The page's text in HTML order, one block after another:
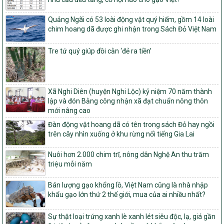
nghèo bền vững và phát triển kinh tế – xã hội vùng đồng bào dân
tộc thiểu số và miền núi giai đoạn 2026 – 2030
1451/QĐ-UBND
Phê duyệt danh sách các xã thuộc nhóm 1, nhóm 2, nhóm 3
trong xây dựng nông thôn mới giai đoạn 2026-2030 trên địa bàn
tỉnh Nghệ An
103/PTNT-NTM
Về việc đăng ký thực hiện Dự án liên kết theo chuỗi giá trị thuộc
Dự án 2 – Chương trình Mục tiêu quốc gia Giảm nghèo bền vững
giai đoạn 2021-2025 được kéo dài sang năm 2026
827/QĐ-BNNMT
Quyết định Ban hành Kế hoạch triển khai thực hiện Chương trình
mục tiêu quốc gia xây dựng nông thôn mới, giảm nghèo bền
vững và phát triển kinh tế – xã hội vùng đồng bào dân tộc thiểu
số và miền núi giai đoạn 2026-2035, giai đoạn I: Từ năm 2026
đến năm 2030
14/2026/TT-BNNMT
Hướng dẫn thực hiện một số nội dung tiêu chí, điều kiện thuộc Bộ
tiêu chí quốc gia về nông thôn mới giai đoạn 2026 – 2030 thuộc
phạm vi quản lý nhà nước của Bộ Nông nghiệp và Môi trường
Quảng Ngãi có 53 loài động vật quý hiếm, gồm 14 loài
chim hoang dã được ghi nhận trong Sách Đỏ Việt Nam
Tre tứ quý giúp đồi cằn ‘đẻ ra tiền’
Xã Nghi Diên (huyện Nghi Lộc) kỷ niệm 70 năm thành
lập và đón Bằng công nhận xã đạt chuẩn nông thôn
mới nâng cao
Đàn động vật hoang dã có tên trong sách Đỏ hay ngồi
trên cây nhìn xuống ở khu rừng nổi tiếng Gia Lai
Nuôi hơn 2.000 chim trĩ, nông dân Nghệ An thu trăm
triệu mỗi năm
Bán lượng gạo khổng lồ, Việt Nam cũng là nhà nhập
khẩu gạo lớn thứ 2 thế giới, mua của ai nhiều nhất?
Sự thật loại trứng xanh lè xanh lét siêu độc, lạ, giá gần